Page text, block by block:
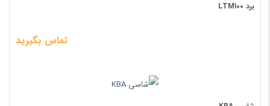
برد LTM100
تماس بگیرید